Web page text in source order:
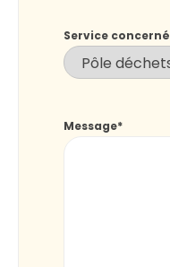
Service concerné
Message*